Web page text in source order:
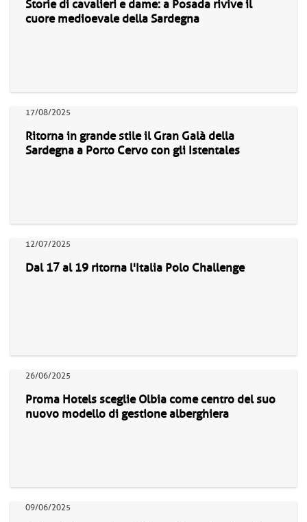
Storie di cavalieri e dame: a Posada rivive il
cuore medioevale della Sardegna
17/08/2025
Ritorna in grande stile il Gran Galà della
Sardegna a Porto Cervo con gli Istentales
12/07/2025
Dal 17 al 19 ritorna l'Italia Polo Challenge
26/06/2025
Proma Hotels sceglie Olbia come centro del suo
nuovo modello di gestione alberghiera
09/06/2025